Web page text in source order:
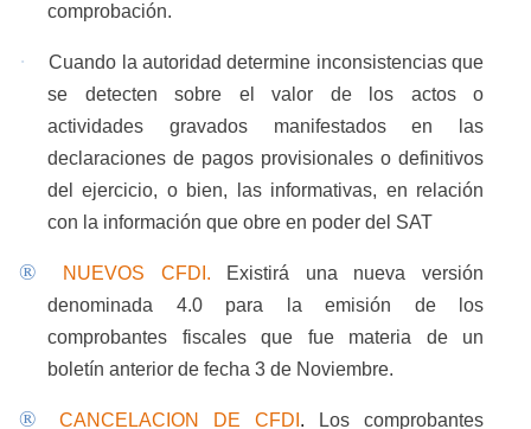
comprobación.
·
Cuando la autoridad determine inconsistencias que
se detecten sobre el valor de los actos o
actividades gravados manifestados en las
declaraciones de pagos provisionales o definitivos
del ejercicio, o bien, las informativas, en relación
con la información que obre en poder del SAT
® NUEVOS CFDI. Existirá una nueva versión
denominada 4.0 para la emisión de los
comprobantes fiscales que fue materia de un
boletín anterior de fecha 3 de Noviembre.
® CANCELACION DE CFDI . Los comprobantes